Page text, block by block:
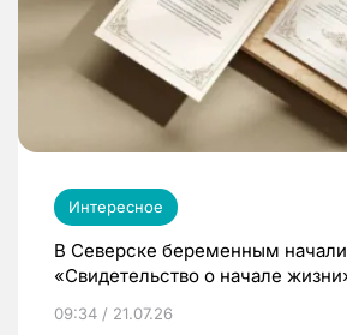
Интересное
В Северске беременным начали
«Свидетельство о начале
09:34 / 21.07.26